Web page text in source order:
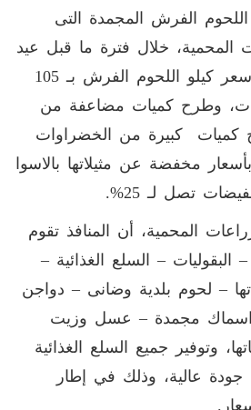
الفرش المجمدة التى
المحمية، خلال فترة ما قبل عيد
الاضحى، موضحا أن سعر كيلو اللحوم الفرش بـ 105
والأرز7 جنيهات، وطرح كميات مضاعفة من
كميات كبيرة من الخضراوات
بأسعار مخفضة عن مثيلاتها بالاسوا
تصل لـ 25%.
المحمية، أن المنافذ تقوم
البقوليات – السلع الغذائية –
– لحوم بلدية وضانى – دواجن
اسماك مجمدة – عسل وزيت
وتوفير جميع السلع الغذائية
جودة عالية، وذلك في إطار